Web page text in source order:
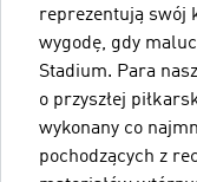
reprezentują swój
wygodę, gdy
Stadium. Para
o przyszłej
wykonany co
pochodzących z